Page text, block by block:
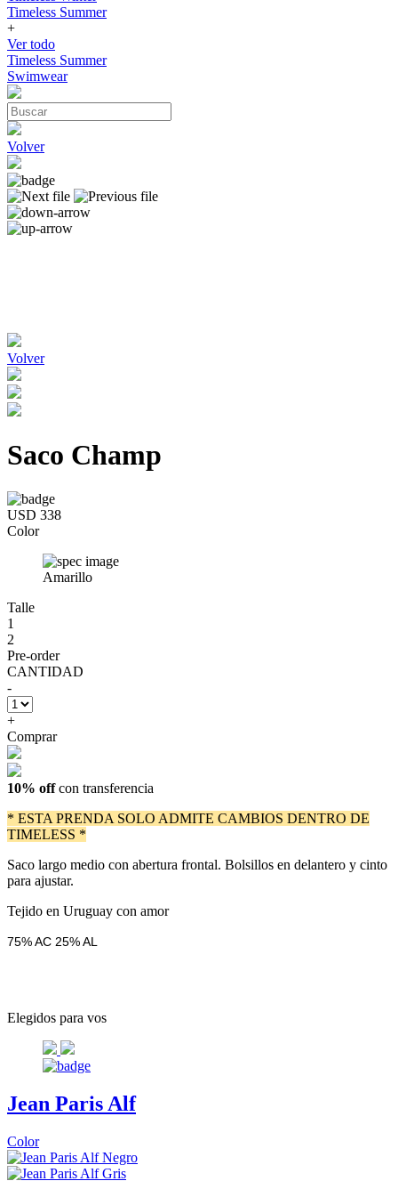
Timeless Summer
+
Ver todo
Timeless Summer
Swimwear
Volver
Volver
Saco Champ
USD 338
Color
Amarillo
Talle
1
2
Pre-order
CANTIDAD
-
+
Comprar
10% offcon transferencia
* ESTA PRENDA SOLO ADMITE CAMBIOS DENTRO DE
TIMELESS *
Saco largo medio con abertura frontal. Bolsillos en delantero y cinto
para ajustar.
Tejido en Uruguay con amor
75% AC 25% AL
Elegidos para vos
Jean Paris Alf
Color